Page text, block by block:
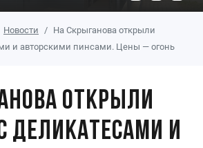
Новости
На Скрыганова открыли
и авторскими пинсами. Цены — огонь
открыли
деликатесами и